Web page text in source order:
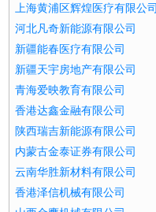
上海黄浦区辉煌医疗有限公司
河北凡奇新能源有限公司
新疆能春医疗有限公司
新疆天宇房地产有限公司
青海爱映教育有限公司
香港达鑫金融有限公司
陕西瑞吉新能源有限公司
内蒙古金泰证券有限公司
云南华胜新材料有限公司
香港泽信机械有限公司